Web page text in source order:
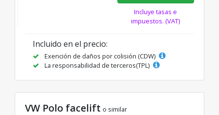
Incluye tasas e
impuestos. (VAT)
Incluido en el precio:
Exención de daños por colisión (CDW)
La responsabilidad de terceros(TPL)
VW Polo facelift o similar